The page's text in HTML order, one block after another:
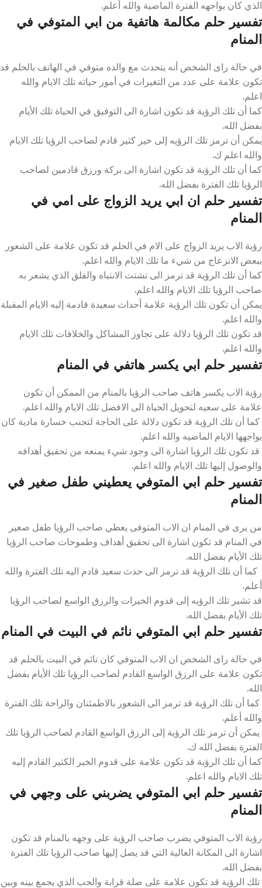
الذي كان يواجهه الفترة الماضية والله أعلم.
تفسير حلم مكالمة هاتفية من ابي المتوفي في
المنام
في حالة راى الشخص أنه يتحدث مع والده متوفي في الهاتف بالحلم قد
تكون علامة على عدد من التغيرات في أمور حياته تلك الايام والله
اعلم.
كما أن تلك الرؤية قد تكون اشارة الى التوفيق في الحياة تلك الأيام
بفضل الله.
يمكن أن ترمز تلك الرؤيه إلى خير كثير قادم لصاحب الرؤيا تلك الايام
والله اعلم ك.
كما أن تلك الرؤية قد تكون اشارة الى بركة ورزق قادمين لصاحب
الرؤيا تلك الفترة بفضل الله.
تفسير حلم ان ابي يريد الزواج على امي في
المنام
رؤية الاب يريد الزواج على الام في الحلم قد تكون علامة على الشعور
ببعض الانزعاج من شيء ما تلك الايام والله اعلم.
كما أن تلك الرؤية قد ترمز الى تشتت الانتباه والقلق الذي يشعر به
صاحب الرؤيا تلك الايام والله اعلم.
يمكن أن تكون تلك الرؤية علامة أحداث سعيدة قادمة إليه الايام المقبلة
والله اعلم.
قد تكون تلك الرؤيا دلالة على تجاوز المشاكل والخلافات تلك الايام
والله اعلم.
تفسير حلم ابي يكسر هاتفي في المنام
رؤية الاب يكسر هاتف صاحب الرؤيا بالمنام من الممكن أن تكون
علامة على سعيه لتحويل الحياة الى الافضل تلك الايام والله اعلم.
كما أن تلك الرؤية قد تكون دلالة على الحاجة لتجنب خسارة مادية كان
يواجهها الايام الماضيه والله اعلم.
قد تكون تلك الرؤيا اشارة الى وجود شيء يمنعه من تحقيق أهدافه
والوصول إليها تلك الايام والله اعلم.
تفسير حلم ابي المتوفي يعطيني طفل صغير في
المنام
من يرى في المنام ان الاب المتوفى يعطي صاحب الرؤيا طفل صغير
في المنام قد تكون اشارة الى تحقيق أهداف وطموحات صاحب الرؤيا
تلك الأيام بفضل الله.
كما أن تلك الرؤية قد ترمز الى حدث سعيد قادم اليه تلك الفترة والله
أعلم.
قد تشير تلك الرؤيه إلى قدوم الخيرات والرزق الواسع لصاحب الرؤيا
تلك الأيام بفضل الله.
تفسير حلم ابي المتوفي نائم في البيت في المنام
في حالة راى الشخص ان الاب المتوفي كان نائم في البيت بالحلم قد
تكون علامة على الرزق الواسع القادم لصاحب الرؤيا تلك الأيام بفضل
الله.
كما أن تلك الرؤية قد ترمز الى الشعور بالاطمئنان والراحة تلك الفترة
والله أعلم.
يمكن أن ترمز تلك الرؤية إلى الرزق الواسع القادم لصاحب الرؤيا تلك
الفترة بفضل الله ك.
كما أن تلك الرؤية قد تكون علامة على قدوم الخير الكثير القادم إليه
تلك الايام والله اعلم.
تفسير حلم ابي المتوفي يضربني على وجهي في
المنام
رؤية الاب المتوفي يضرب صاحب الرؤية على وجهه بالمنام قد تكون
اشارة الى المكانة العالية التي قد يصل إليها صاحب الرؤيا تلك الفترة
بفضل الله.
تلك الرؤية قد تكون علامة على صلة قرابة والحب الذي يجمع بينه وبين